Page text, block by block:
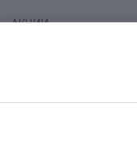
АКЦИИ
товаров